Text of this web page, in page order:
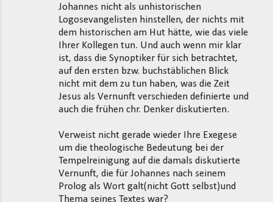
Johannes nicht als unhistorischen
Logosevangelisten hinstellen, der nichts mit
dem historischen am Hut hätte, wie das viele
Ihrer Kollegen tun. Und auch wenn mir klar
ist, dass die Synoptiker für sich betrachtet,
auf den ersten bzw. buchstäblichen Blick
nicht mit dem zu tun haben, was die Zeit
Jesus als Vernunft verschieden definierte und
auch die frühen chr. Denker diskutierten.
Verweist nicht gerade wieder Ihre Exegese
um die theologische Bedeutung bei der
Tempelreinigung auf die damals diskutierte
Vernunft, die für Johannes nach seinem
Prolog als Wort galt(nicht Gott selbst)und
Thema seines Textes war?